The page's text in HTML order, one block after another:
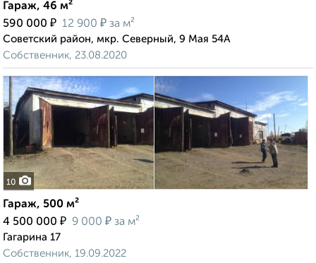
Гараж, 46 м²
590 000 ₽ 12 900 ₽ за м²
Советский район, мкр. Северный, 9 Мая 54А
Собственник, 23.08.2020
10
Гараж, 500 м²
4 500 000 ₽ 9 000 ₽ за м²
Гагарина 17
Собственник, 19.09.2022